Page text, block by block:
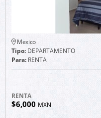
Mexico
Tipo:DEPARTAMENTO
Para:RENTA
RENTA
$6,000 MXN